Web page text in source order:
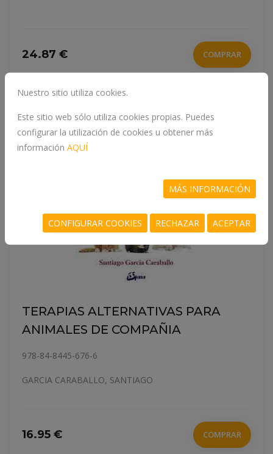
24.87 € COMPRAR
TERAPIAS ALTERNATIVAS PARA
ANIMALES DE COMPAÑIA
978-84-8445-676-6
GARCIA CARABALLO, SANTIAGO
16.95 € COMPRAR
Nuestro sitio utiliza cookies.
Este sitio web sólo utiliza cookies propias. Puedes
configurar la utilización de cookies u obtener más
información AQUÍ
MÁS INFORMACIÓN
CONFIGURAR COOKIES RECHAZAR ACEPTAR